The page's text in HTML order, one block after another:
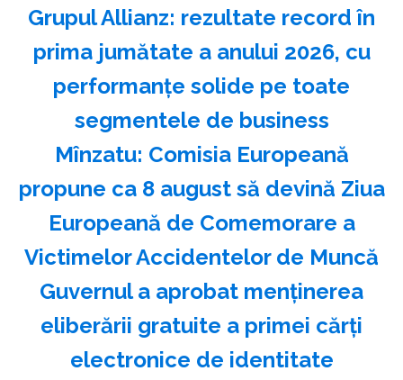
Grupul Allianz: rezultate record în
prima jumătate a anului 2026, cu
performanțe solide pe toate
segmentele de business
Mînzatu: Comisia Europeană
propune ca 8 august să devină Ziua
Europeană de Comemorare a
Victimelor Accidentelor de Muncă
Guvernul a aprobat menţinerea
eliberării gratuite a primei cărţi
electronice de identitate